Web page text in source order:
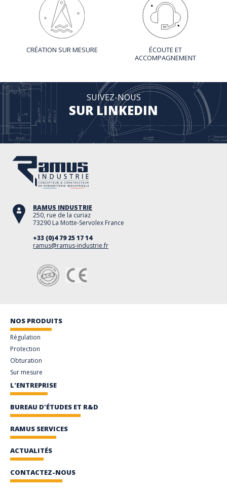
CRÉATION SUR MESURE
ÉCOUTE ET
ACCOMPAGNEMENT
SUIVEZ-NOUS
SUR LINKEDIN
RAMUS INDUSTRIE
250, rue de la curiaz
73290 La Motte-Servolex France
+33 (0)4 79 25 17 14
ramus@ramus-industrie.fr
NOS PRODUITS
Régulation
Protection
Obturation
Sur mesure
L'ENTREPRISE
BUREAU D'ÉTUDES ET R&D
RAMUS SERVICES
ACTUALITÉS
CONTACTEZ-NOUS